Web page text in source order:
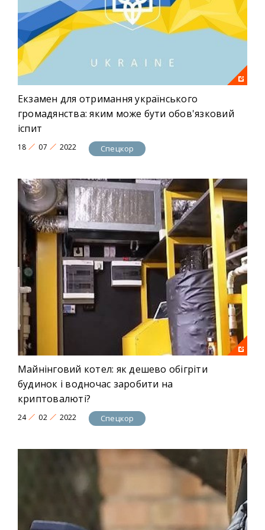
Екзамен для отримання українського
громадянства: яким може бути обов'язковий
іспит
18 07 2022 Спецкор
Майнінговий котел: як дешево обігріти
будинок і водночас заробити на
криптовалюті?
24 02 2022 Спецкор